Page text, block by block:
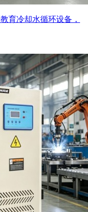
育冷却水循环设备，